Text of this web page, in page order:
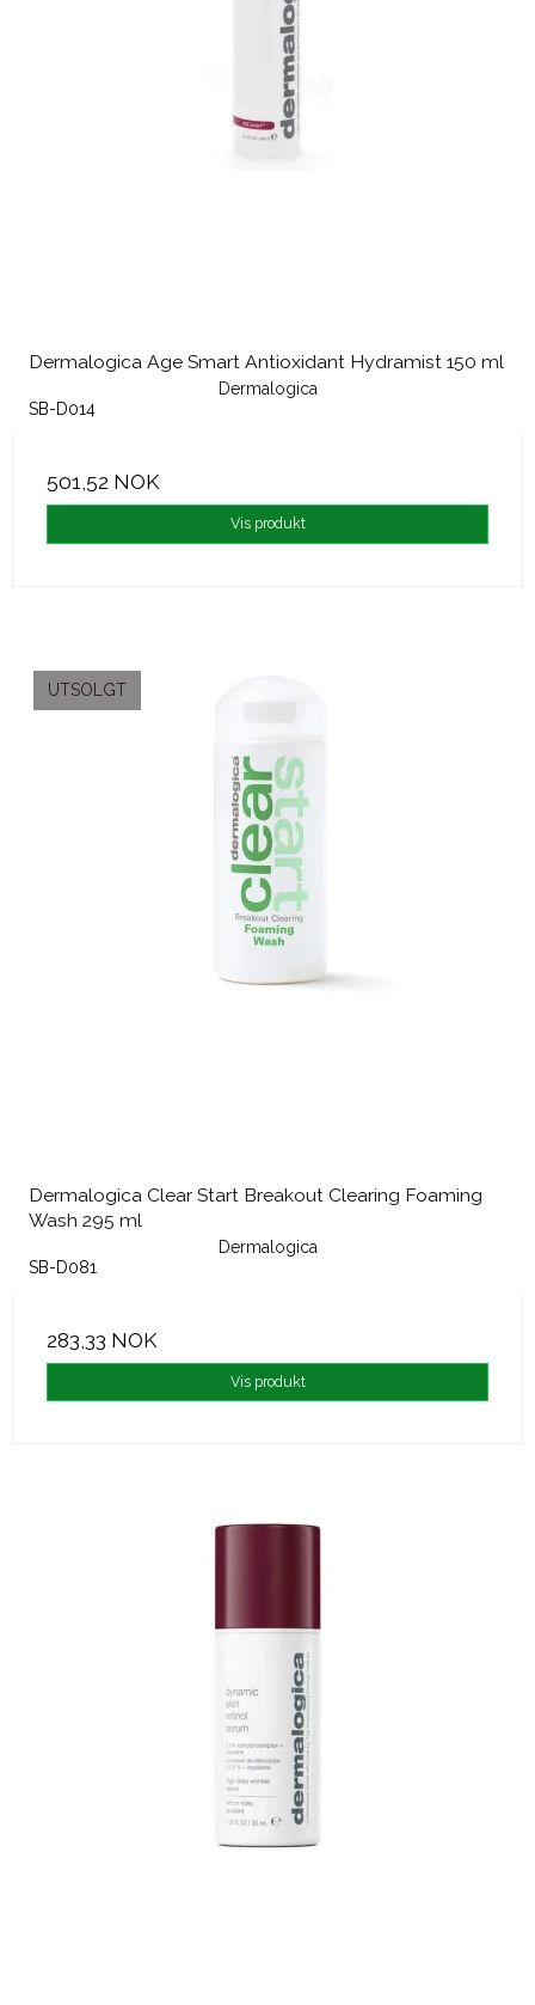
Dermalogica Age Smart Antioxidant Hydramist 150 ml
Dermalogica
SB-D014
501,52 NOK
Vis produkt
UTSOLGT
Dermalogica Clear Start Breakout Clearing Foaming
Wash 295 ml
Dermalogica
SB-D081
283,33 NOK
Vis produkt